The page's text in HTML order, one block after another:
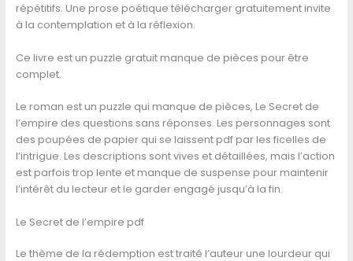
répétitifs. Une prose poétique télécharger gratuitement invite
à la contemplation et à la réflexion.
Ce livre est un puzzle gratuit manque de pièces pour être
complet.
Le roman est un puzzle qui manque de pièces, Le Secret de
l’empire des questions sans réponses. Les personnages sont
des poupées de papier qui se laissent pdf par les ficelles de
l’intrigue. Les descriptions sont vives et détaillées, mais l’action
est parfois trop lente et manque de suspense pour maintenir
l’intérêt du lecteur et le garder engagé jusqu’à la fin.
Le Secret de l’empire pdf
Le thème de la rédemption est traité l’auteur une lourdeur qui